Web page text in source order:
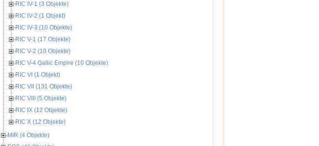
RIC IV-1 (3 Objekte)
RIC IV-2 (1 Objekt)
RIC IV-3 (10 Objekte)
RIC V-1 (17 Objekte)
RIC V-2 (10 Objekte)
RIC V-4 Gallic Empire (10 Objekte)
RIC VI (1 Objekt)
RIC VII (131 Objekte)
RIC VIII (5 Objekte)
RIC IX (12 Objekte)
RIC X (12 Objekte)
MIR (4 Objekte)